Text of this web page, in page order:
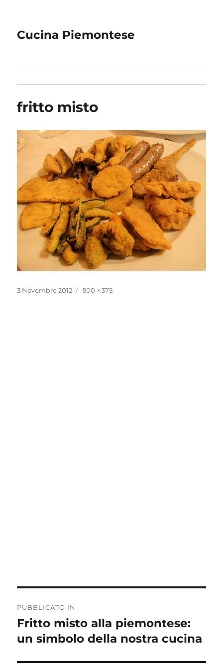
Cucina Piemontese
fritto misto
Pubblicato
3 Novembre 2012
Dimensione
500 × 375
articoli
PUBBLICATO IN
Fritto misto alla piemontese:
un simbolo della nostra cucina